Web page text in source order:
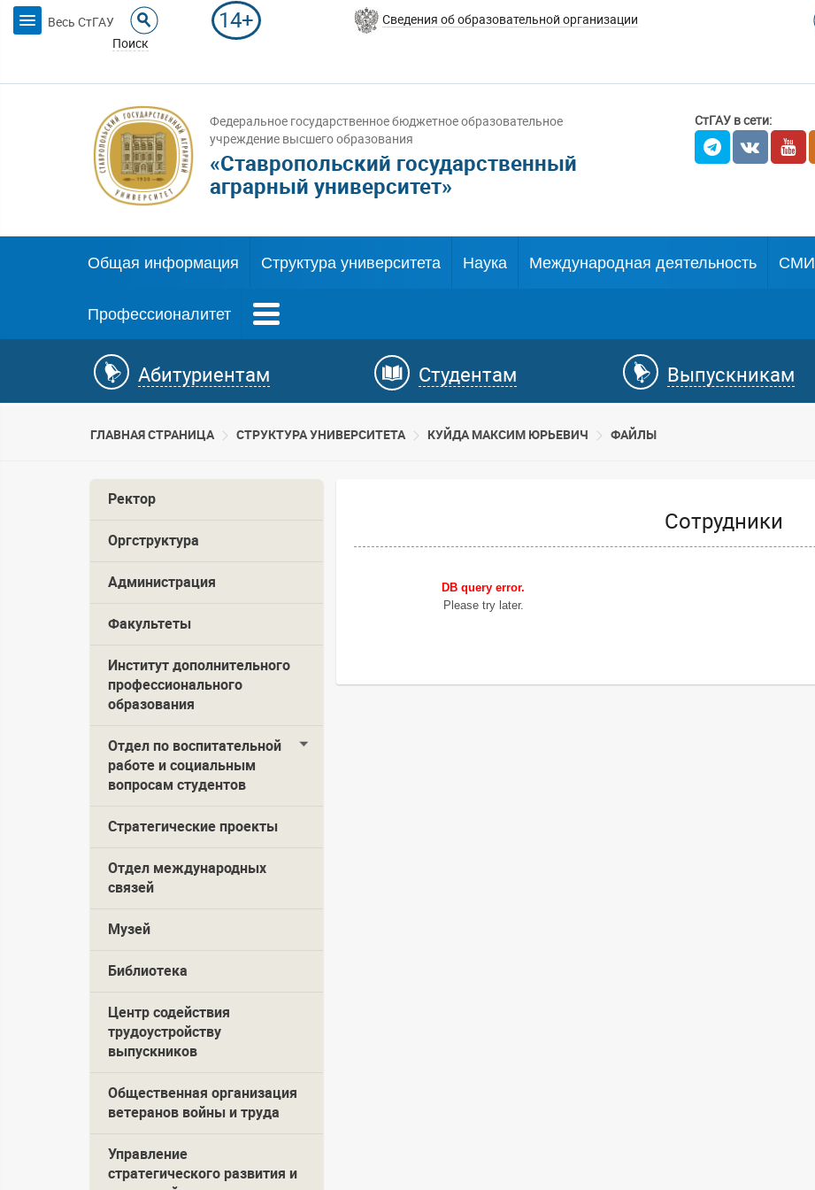
Весь СтГАУ
Поиск
14+ Сведения об образовательной организации
Федеральное государственное бюджетное образовательное
учреждение высшего образования
«Ставропольский государственный
аграрный университет»
СтГАУ в сети:
Общая информация Структура университета Наука Международная деятельность СМИ
Профессионалитет
Абитуриентам Студентам Выпускникам
ГЛАВНАЯ СТРАНИЦА CТРУКТУРА УНИВЕРСИТЕТА КУЙДА МАКСИМ ЮРЬЕВИЧ ФАЙЛЫ
Ректор
Оргструктура
Администрация
Факультеты
Институт дополнительного
профессионального
образования
Отдел по воспитательной
работе и социальным
вопросам студентов
Стратегические проекты
Отдел международных
связей
Музей
Библиотека
Центр содействия
трудоустройству
выпускников
Общественная организация
ветеранов войны и труда
Управление
стратегического развития и
Сотрудники
DB query error.
Please try later.